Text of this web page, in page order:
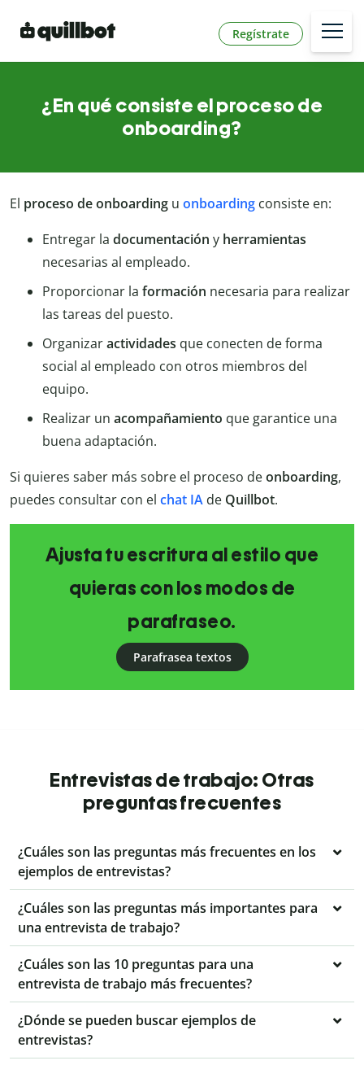
Regístrate
¿En qué consiste el proceso de
onboarding?
El proceso de onboarding u onboarding consiste en:
Entregar la documentación y herramientas
necesarias al empleado.
Proporcionar la formación necesaria para realizar
las tareas del puesto.
Organizaractividades que conecten de forma
social al empleado con otros miembros del
equipo.
Realizar un acompañamiento que garantice una
buena adaptación.
Si quieres saber más sobre el proceso deonboarding,
puedes consultar con el chat IA de Quillbot.
Ajusta tu escritura al estilo que
quieras con los modos de
parafraseo.
Parafrasea textos
Entrevistas de trabajo: Otras
preguntas frecuentes
¿Cuáles son las preguntas más frecuentes en los
ejemplos de entrevistas?
¿Cuáles son las preguntas más importantes para
una entrevista de trabajo?
¿Cuáles son las 10 preguntas para una
entrevista de trabajo más frecuentes?
¿Dónde se pueden buscar ejemplos de
entrevistas?